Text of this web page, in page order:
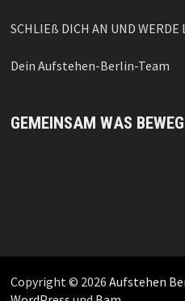
SCHLIEß DICH AN UND WERDE
Dein Aufstehen-Berlin-Team
GEMEINSAM WAS
Copyright © 2026 Aufstehen